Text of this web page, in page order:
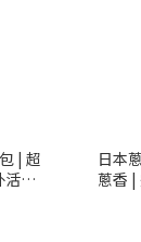
| 超
活動
日本
蔥香 |